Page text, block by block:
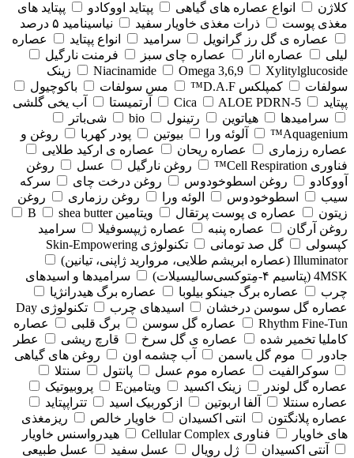
کلاژن
انواع عصاره های گیاهی پپتاید اووکادو
پپتاید های
مغذی پوست
ذرات مغذی خاویار سفید
نیاسینامید ۵ درصد
عصاره ی گل رز گرانویل
سرامید انواع پپتاید
عصاره
لیلی
عصاره انار عصاره چای سبز
فرمنت نارگیل
Niacinamide
Omega 3,6,9 Xylitylglucoside
زینک
سولفات
کمپلکس D.A.F™ مس سولفات
باکوچیول
پپتاید
5-Cica
ALOE PDRN آرتمیستا
آب یخی گلشی
سرامیدها
هیاتوین رتینول bio
شی‌باتر
Aquagenium™
آلوئه ورا بیوتین پودر کهربا
روغن و
عصاره رزماری
عصاره ریحان
عصاره ی ارکید طلایی
فناوری Cell Respiration™
روغن نارگیل عسل
روغن
آووکادو
روغن اسطوخودوس روغن درخت چای
سرکه
سیب
اسطوخودوس الوئه ورا روغن رزماری
روغن
زیتون
عصاره ی پوست پرتقال ویتامین Bshea butter
روغن آرگان
عصاره پنبه عصاره ژیپسوفیلا
سرامید
کپسولی
گل صد تومانی
تکنولوژی Skin-Empowering
Illuminator (عصاره ابریشم طلایی، مروارید ژاپنی، تیانین)
4MSK (پتاسیم ۴‑مِتوکسی‌سالیسیلات)
سرامیدها و اسیدهای
چرب
عصاره برگ جینکو بیلوبا
عصاره برگ هیدرانژیا
عصاره گل سوسن درخشان
اسیدهای چرب
تکنولوژی Day
Rhythm Fine‑Tun
عصاره گل سوسن برگ قلبی
عصاره
کاملیا تخمیر شده
عصاره ی گل سرخ قارچ ریشی
عطر
جادور
موم گل یاسمن آب چشمه اون
روغن های گیاهی
سوکرالفیت
عصاره موم عسل پانتول
سنتلا
عصاره گل لوندر
زینک اکسید ویتامینE
پروبیوتیک
عصاره سنتلا
آلفا اربوتین ازکوربیک اسید
تتراپپتاید
عصاره پلانگتون
انتی اکسیدان خاویار خالص
ریزمغذی
های خاویار
فناوری Cellular Complex
هیدرواسنس خاویار
آنتی اکسیدان
ژل رویال عسل سفید
عسل طبیعی